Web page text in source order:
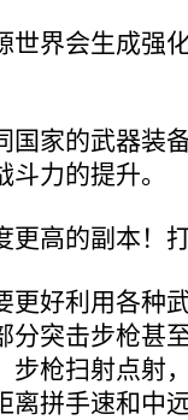
世界会生成强
国家的武器装
力的提升。
高的副本！打
更好利用各种
分突击步枪甚
步枪扫射点射
拼手速和中